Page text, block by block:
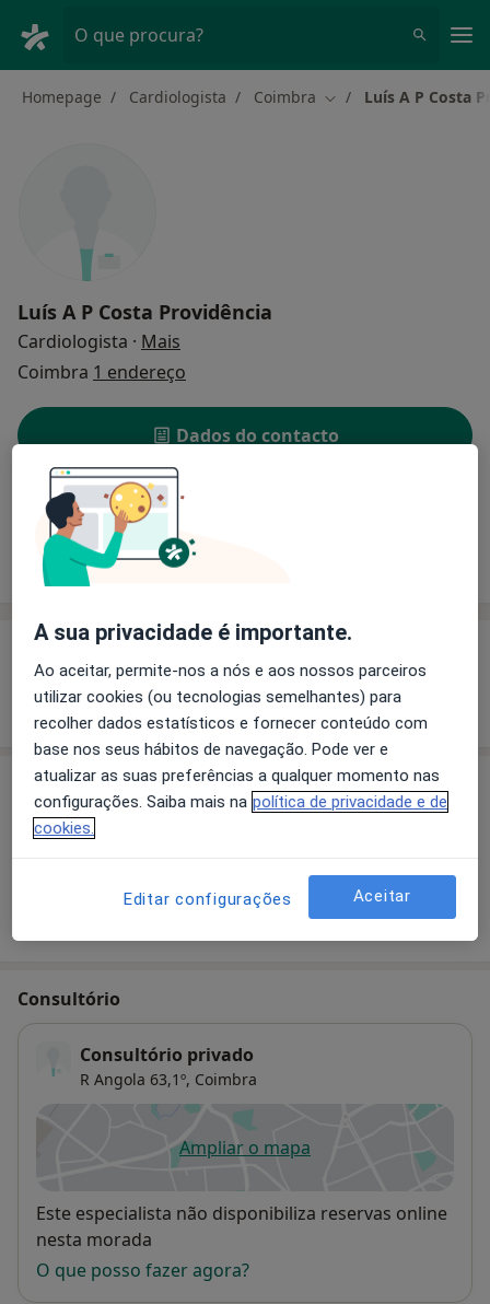
O que procura?
Homepage Cardiologista Coimbra Mudar de cidade
Luís A P Costa
Luís A P Costa Providência
Cardiologista · Mais
Coimbra 1 endereço
Dados do contacto
Solicite um atendimento
Experiência Preços
Experiência
Mostrar mais detalhes
sobre a experiência
Preços
Sem informação sobre serviços e preços
informação sobre serviços
Consultório
Consultório privado
R Angola 63,1º, Coimbra
Ampliar o mapaabre num novo separador
Disponibilidade
Este especialista não disponibiliza reservas online
nesta morada
O que posso fazer agora?
A sua privacidade é importante.
Ao aceitar, permite-nos a nós e aos nossos parceiros
utilizar cookies (ou tecnologias semelhantes) para
recolher dados estatísticos e fornecer conteúdo com
base nos seus hábitos de navegação. Pode ver e
atualizar as suas preferências a qualquer momento nas
configurações. Saiba mais na política de privacidade e de
cookies.
Editar configurações Aceitar